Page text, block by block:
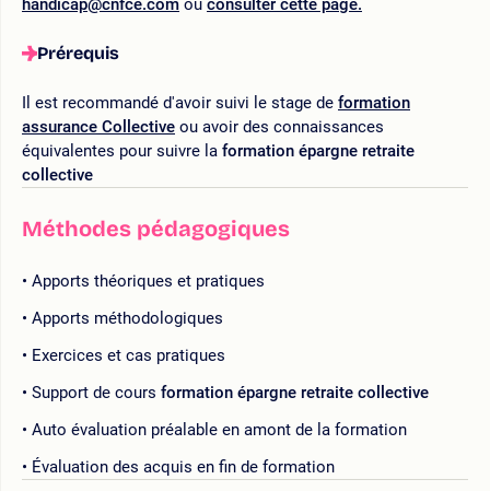
Prérequis
Il est recommandé d'avoir suivi le stage de formation
assurance Collective ou avoir des connaissances
équivalentes pour suivre la formation épargne retraite
collective
Méthodes pédagogiques
Apports théoriques et pratiques
Apports méthodologiques
Exercices et cas pratiques
Support de cours formation épargne retraite collective
Auto évaluation préalable en amont de la formation
Évaluation des acquis en fin de formation